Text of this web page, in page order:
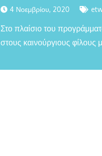
4 Νοεμβρίου, 2020
Στο πλαίσιο του
στους καινούργιους